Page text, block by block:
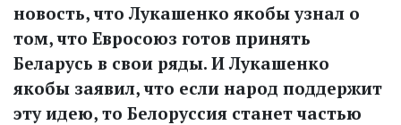
новость, что Лукашенко якобы узнал о
том, что Евросоюз готов принять
Беларусь в свои ряды. И Лукашенко
якобы заявил, что если народ поддержит
эту идею, то Белоруссия станет частью